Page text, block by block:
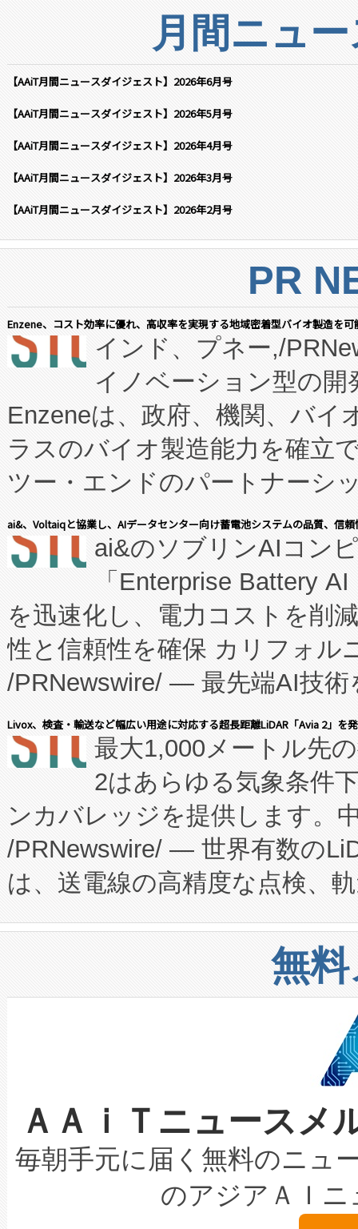
月間ニュ
【AAiT月間ニュースダイジェスト】2026年6月号
【AAiT月間ニュースダイジェスト】2026年5月号
【AAiT月間ニュースダイジェスト】2026年4月号
【AAiT月間ニュースダイジェスト】2026年3月号
【AAiT月間ニュースダイジェスト】2026年2月号
PR
Enzene、コスト効率に優れ、高収率を実現する地域密着型バイオ製造を
インド、プネー,/
イノベーション型の
Enzeneは、政府、機関、バイ
ラスのバイオ製造能力を確立
ツー・エンドのパートナーシ
表しました。 同社の実績ある
manufacturing™ (FCCM™) プ
たNeXは、バイオ医薬品製造
従来のフェッドバッチ施設の
に、患者やサプライチェーン
キー方式で拡張性が高く、持
す。FCCM‑を活用した現地生
患者にとっての費用負担を大
のアクセスを大幅に拡大する
Fully-Connected Continuous
プログラムには、施設設計・
に関する技術移転および知的
構造化トレーニングカリキュ
上げおよび商用化段階におけ
設備整備および立ち上げ調整
加組織は、Enzeneのバイオ
選定された製品について、自
取得できる可能性もあります
設には、3億～4億ドルかか
最高経営責任者（CEO）であ
す。「当社のfully-connected
ームを利用すれば、6,000万
ai&、Voltaiqと協業し、AIデータセンター向け蓄電池システムの品質、信
ai&のソブリンAIコン
「Enterprise Battery
を迅速化し、電力コストを削
性と信頼性を確保 カリフォル
/PRNewswire/ — 最先端AI技術
会社エーアイ・アンド：本社
President原信平）と、エンタ
ードするVoltaiqは、日本にあ
ーエネルギー貯蔵システム（
た。 Voltaiq独自のAI搭載プラ
定、統合、導入、運用に至る
安全性を追跡し、確保する事
増加しているデータセンター
る電力網に大きな負担をかけ
事業者の負担軽減という課題
系統連系を迅速にし、ピーク
限を超えて利用可能な電力容
持できるよう貢献します。こ
ービスレベル契約（SLA）違
テリー性能の劣化によるダウ
念は、現在データセンターが
Livox、検査・輸送など幅広い用途に対応する超長距離LiDAR「Avia 2」を
最大1,000メートル先
2はあらゆる気象条件
ンカバレッジを提供します。
/PRNewswire/ — 世界有数の
は、送電線の高精度な点検、
や穀物倉庫におけるバルク材
リューション「Avia 2」を発
したAvia 2は、1,000メート
狭視野のFOVを切り替えるこ
ケーブル、枝などの細かな対
なレーザースポットにより、
な環境下でも豊かなディテー
キロメートル範囲を検出
LiDAR for Inspections,
は1535 nmレーザーを搭載。
無
ＡＡｉＴニュース
毎朝手元に届く無料のニュ
のアジアＡＩ